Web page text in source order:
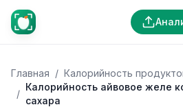
Главная / Калорийность
/
Калорийность айвовое желе
сахара